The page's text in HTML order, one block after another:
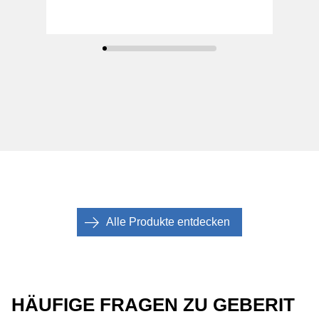
Alle Produkte entdecken
HÄUFIGE FRAGEN ZU GEBERIT